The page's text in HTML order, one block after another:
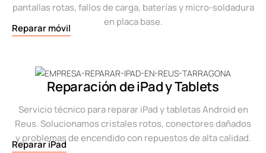
pantallas rotas, fallos de carga, baterías y micro-soldadura
en placa base.
Reparar móvil
Reparación de iPad y Tablets
Servicio técnico para reparar iPad y tabletas Android en
Reus. Solucionamos cristales rotos, conectores dañados
y problemas de encendido con repuestos de alta calidad.
Reparar iPad